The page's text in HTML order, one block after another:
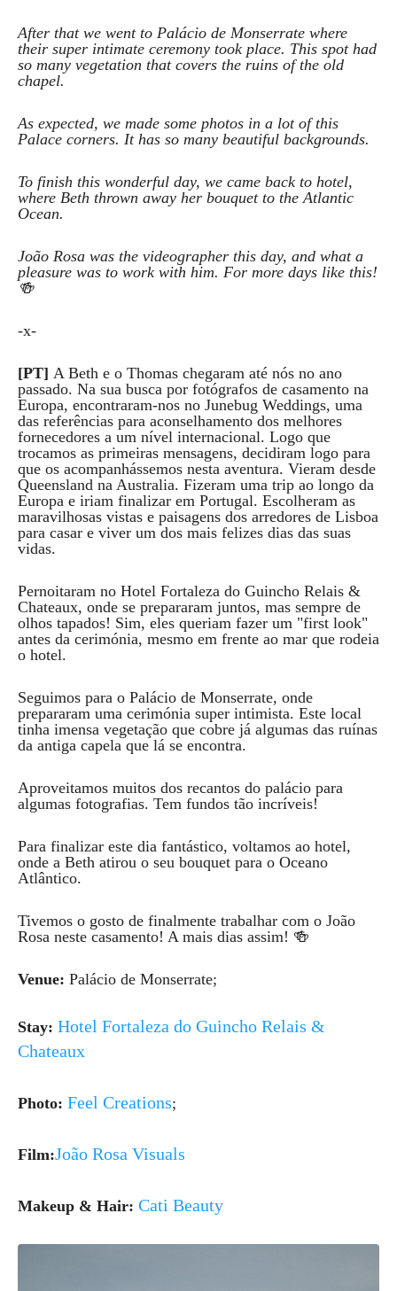
After that we went to Palácio de Monserrate where
their super intimate ceremony took place. This spot had
so many vegetation that covers the ruins of the old
chapel.
As expected, we made some photos in a lot of this
Palace corners. It has so many beautiful backgrounds.
To finish this wonderful day, we came back to hotel,
where Beth thrown away her bouquet to the Atlantic
Ocean.
João Rosa was the videographer this day, and what a
pleasure was to work with him. For more days like this!
🍻
-x-
[PT] A Beth e o Thomas chegaram até nós no ano
passado. Na sua busca por fotógrafos de casamento na
Europa, encontraram-nos no Junebug Weddings, uma
das referências para aconselhamento dos melhores
fornecedores a um nível internacional. Logo que
trocamos as primeiras mensagens, decidiram logo para
que os acompanhássemos nesta aventura. Vieram desde
Queensland na Australia. Fizeram uma trip ao longo da
Europa e iriam finalizar em Portugal. Escolheram as
maravilhosas vistas e paisagens dos arredores de Lisboa
para casar e viver um dos mais felizes dias das suas
vidas.
Pernoitaram no Hotel Fortaleza do Guincho Relais &
Chateaux, onde se prepararam juntos, mas sempre de
olhos tapados! Sim, eles queriam fazer um "first look"
antes da cerimónia, mesmo em frente ao mar que rodeia
o hotel.
Seguimos para o Palácio de Monserrate, onde
prepararam uma cerimónia super intimista. Este local
tinha imensa vegetação que cobre já algumas das ruínas
da antiga capela que lá se encontra.
Aproveitamos muitos dos recantos do palácio para
algumas fotografias. Tem fundos tão incríveis!
Para finalizar este dia fantástico, voltamos ao hotel,
onde a Beth atirou o seu bouquet para o Oceano
Atlântico.
Tivemos o gosto de finalmente trabalhar com o João
Rosa neste casamento! A mais dias assim! 🍻
Venue: Palácio de Monserrate;
Stay: Hotel Fortaleza do Guincho Relais &
Chateaux
Photo: Feel Creations;
Film:João Rosa Visuals
Makeup & Hair: Cati Beauty